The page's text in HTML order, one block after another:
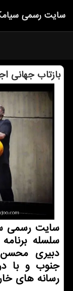
سایت رسمی
بازتاب جهانی
سایت رسمی
سلسله
دبیری
جنوب و با
رسانه های